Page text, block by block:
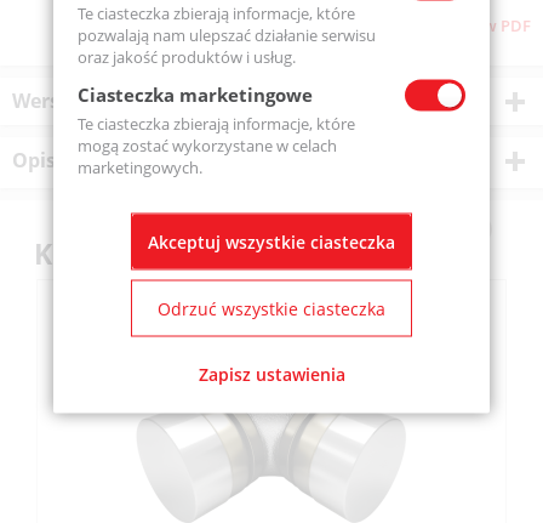
Pobierz stronę w PDF
Wersje produktu
Opis produktu
Klienci kupili również
Te ciasteczka zbierają informacje, które
pozwalają nam ulepszać działanie serwisu
oraz jakość produktów i usług.
Ciasteczka marketingowe
Te ciasteczka zbierają informacje, które
mogą zostać wykorzystane w celach
marketingowych.
Akceptuj wszystkie ciasteczka
Odrzuć wszystkie ciasteczka
Zapisz ustawienia